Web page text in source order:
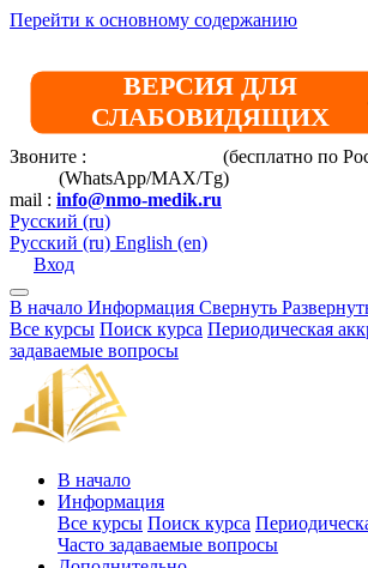
Перейти к основному содержанию
ВЕРСИЯ ДЛЯ
СЛАБОВИДЯЩИХ
Звоните : (бесплатно по
(WhatsApp/MAX/Tg)
mail : info@nmo-medik.ru
Русский ‎(ru)‎
Русский ‎(ru)‎ English ‎(en)‎
Вход
В начало Информация Свернуть
Все курсы Поиск курса Периодическая
задаваемые вопросы
В начало
Информация
Все курсы Поиск курса
Часто задаваемые вопросы